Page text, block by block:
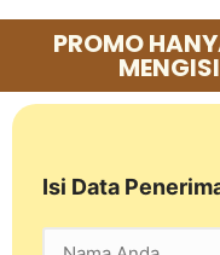
PROMO
Isi Data